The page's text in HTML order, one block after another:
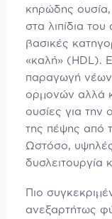
κηρώδης ουσία,
στα λιπίδια
βασικές
«καλή» (HDL).
παραγωγή
ορμονών αλλά
ουσίες για την
της πέψης από
Ωστόσο,
δυσλειτουργία
Πιο
ανεξαρτήτως